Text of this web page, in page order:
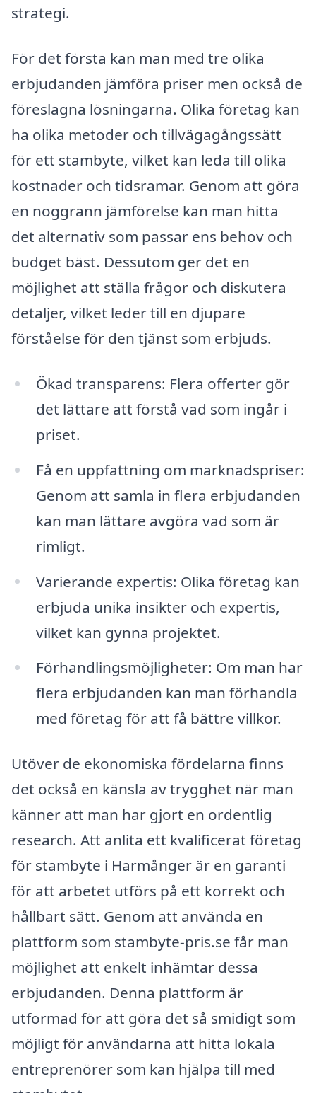
strategi.
För det första kan man med tre olika
erbjudanden jämföra priser men också de
föreslagna lösningarna. Olika företag kan
ha olika metoder och tillvägagångssätt
för ett stambyte, vilket kan leda till olika
kostnader och tidsramar. Genom att göra
en noggrann jämförelse kan man hitta
det alternativ som passar ens behov och
budget bäst. Dessutom ger det en
möjlighet att ställa frågor och diskutera
detaljer, vilket leder till en djupare
förståelse för den tjänst som erbjuds.
Ökad transparens: Flera offerter gör
det lättare att förstå vad som ingår i
priset.
Få en uppfattning om marknadspriser:
Genom att samla in flera erbjudanden
kan man lättare avgöra vad som är
rimligt.
Varierande expertis: Olika företag kan
erbjuda unika insikter och expertis,
vilket kan gynna projektet.
Förhandlingsmöjligheter: Om man har
flera erbjudanden kan man förhandla
med företag för att få bättre villkor.
Utöver de ekonomiska fördelarna finns
det också en känsla av trygghet när man
känner att man har gjort en ordentlig
research. Att anlita ett kvalificerat företag
för stambyte i Harmånger är en garanti
för att arbetet utförs på ett korrekt och
hållbart sätt. Genom att använda en
plattform som stambyte-pris.se får man
möjlighet att enkelt inhämtar dessa
erbjudanden. Denna plattform är
utformad för att göra det så smidigt som
möjligt för användarna att hitta lokala
entreprenörer som kan hjälpa till med